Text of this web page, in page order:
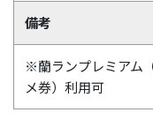
備考
※蘭ランプレミアム
メ券）利用可